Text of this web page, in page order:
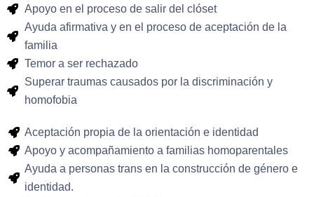
Apoyo en el proceso de salir del clóset
Ayuda afirmativa y en el proceso de aceptación de la
familia
Temor a ser rechazado
Superar traumas causados por la discriminación y
homofobia
Aceptación propia de la orientación e identidad
Apoyo y acompañamiento a familias homoparentales
Ayuda a personas trans en la construcción de género e
identidad.